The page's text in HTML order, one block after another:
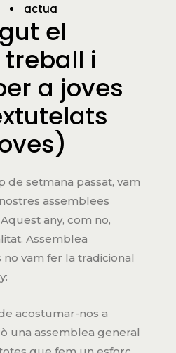
actua
el
i
a joves
de setmana passat, vam
assemblees
any, com no,
Assemblea
vam fer la tradicional
acostumar-nos a
una assemblea general